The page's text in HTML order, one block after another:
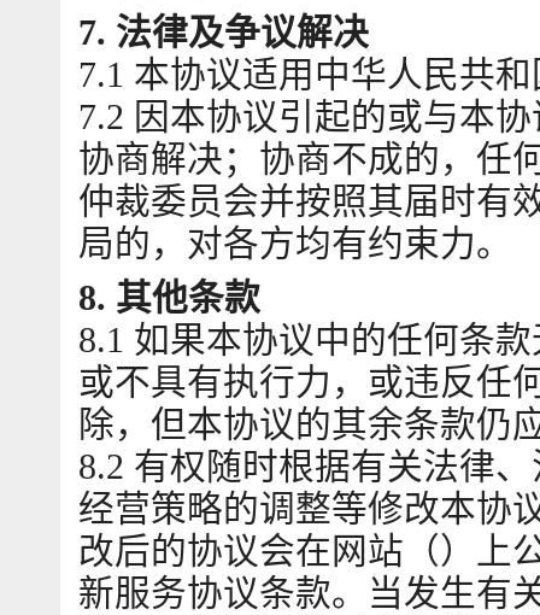
7. 法律及争议解决
7.1 本协议适用中华人民共
7.2 因本协议引起的或与本
协商解决；协商不成的，任
仲裁委员会并按照其届时有
局的，对各方均有约束力。
8. 其他条款
8.1 如果本协议中的任何条
或不具有执行力，或违反任
除，但本协议的其余条款仍
8.2 有权随时根据有关法律
经营策略的调整等修改本协
改后的协议会在网站（）上
新服务协议条款。当发生有